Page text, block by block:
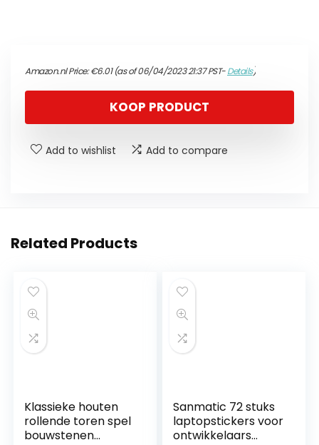
Amazon.nl Price:€6.01(as of 06/04/2023 21:37 PST-Details)
KOOP PRODUCT
Add to wishlist Add to compare
Related Products
Klassieke houten
rollende toren spel
bouwstenen
Sanmatic 72 stuks
laptopstickers voor
ontwikkelaars